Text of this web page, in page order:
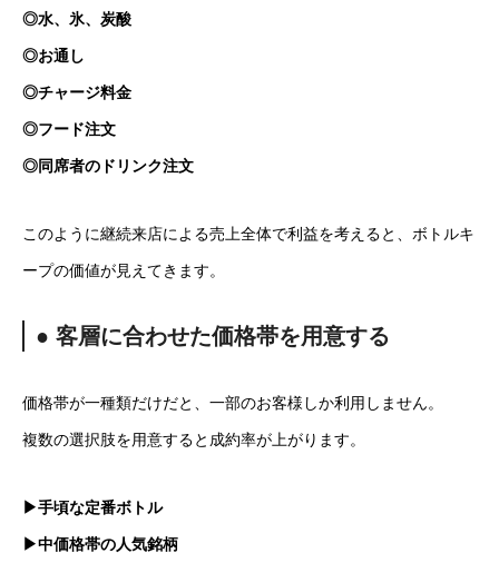
◎水、氷、炭酸
◎お通し
◎チャージ料金
◎フード注文
◎同席者のドリンク注文
このように継続来店による売上全体で利益を考えると、ボトルキ
ープの価値が見えてきます。
● 客層に合わせた価格帯を用意する
価格帯が一種類だけだと、一部のお客様しか利用しません。
複数の選択肢を用意すると成約率が上がります。
▶手頃な定番ボトル
▶中価格帯の人気銘柄